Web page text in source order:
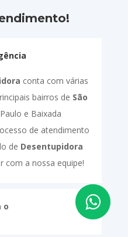
conta com várias
bairros de São
e Baixada
de atendimento
de Desentupidora
com a nossa equipe!
o